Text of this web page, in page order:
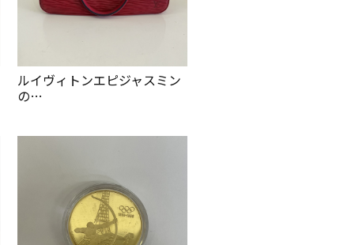
ルイヴィトンエピジャスミン
の…